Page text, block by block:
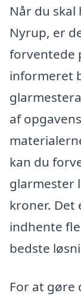
Når du
Nyrup, er
forventede
informeret
af
kan du
glarmester
kroner. Det
indhente
bedste
For at gøre